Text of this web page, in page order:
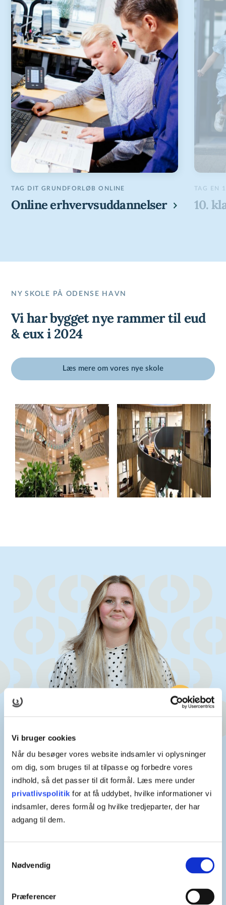
Vi bruger cookies
Når du besøger vores website indsamler vi oplysninger
om dig, som bruges til at tilpasse og forbedre vores
indhold, så det passer til dit formål. Læs mere under
privatlivspolitik for at få uddybet, hvilke informationer vi
indsamler, deres formål og hvilke tredjeparter, der har
adgang til dem.
Nødvendig
Præferencer
TAG DIT GRUNDFORLØB ONLINE
Onlineerhvervsuddannelser
TAG EN
10.
NY SKOLE PÅ ODENSE HAVN
Vi har bygget nye rammer til eud
& eux i 2024
Læs mere om vores nye skole
TIETGENSKOLENS STRATEGISKE NARRATIV
På TietgenSkolen er vi...
Nysgerrige
Ordentlige